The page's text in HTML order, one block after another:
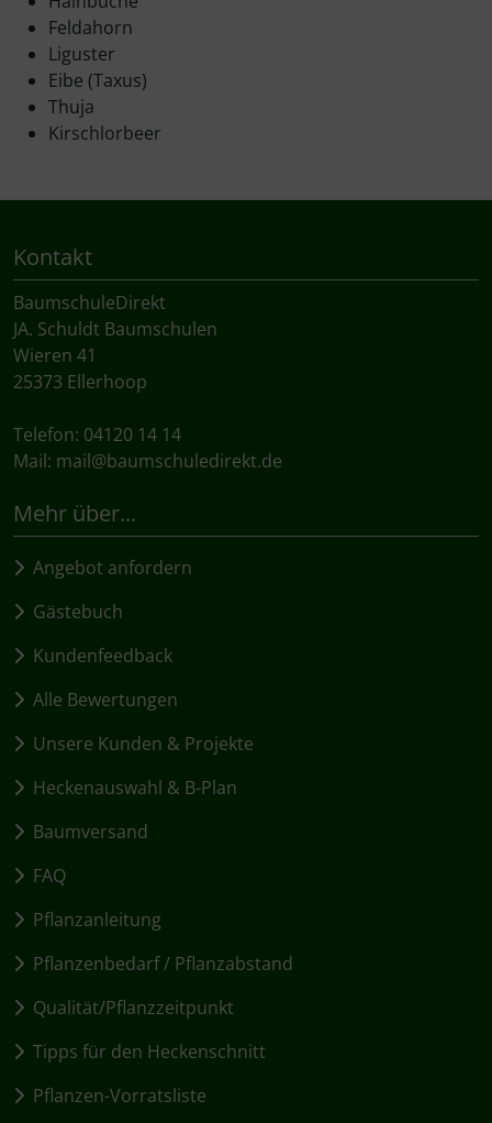
Feldahorn
Liguster
Eibe (Taxus)
Thuja
Kirschlorbeer
Kontakt
BaumschuleDirekt
JA. Schuldt Baumschulen
Wieren 41
25373 Ellerhoop
Telefon: 04120 14 14
Mail: mail@baumschuledirekt.de
Mehr über...
Angebot anfordern
Gästebuch
Kundenfeedback
Alle Bewertungen
Unsere Kunden & Projekte
Heckenauswahl & B-Plan
Baumversand
FAQ
Pflanzanleitung
Pflanzenbedarf / Pflanzabstand
Qualität/Pflanzzeitpunkt
Tipps für den Heckenschnitt
Pflanzen-Vorratsliste